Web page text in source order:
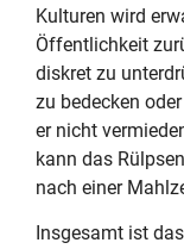
Kulturen wird
Öffentlichkeit
diskret zu
zu bedecken
er nicht
kann das
nach einer
Insgesamt ist